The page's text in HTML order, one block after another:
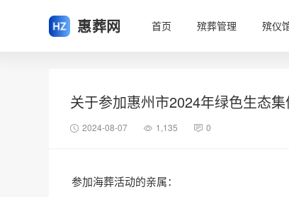
惠葬网 首页 殡葬管理 殡仪
关于参加惠州市2024年绿色生态
2024-08-07 1,135 0
参加海葬活动的亲属：